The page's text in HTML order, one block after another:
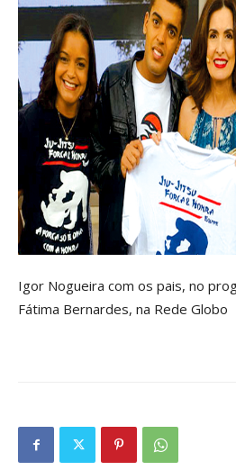
Igor Nogueira com os pais, no
Fátima Bernardes, na Rede Globo